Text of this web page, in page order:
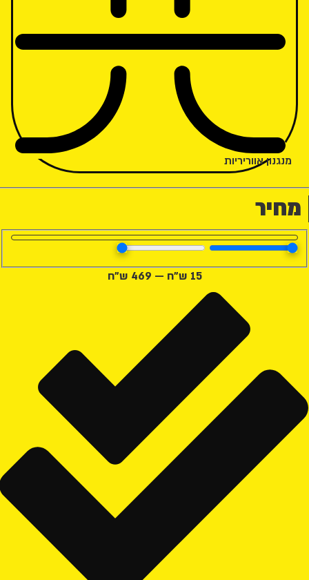
מנגנון אווריריות
מחיר
15 ש"ח —
469 ש"ח